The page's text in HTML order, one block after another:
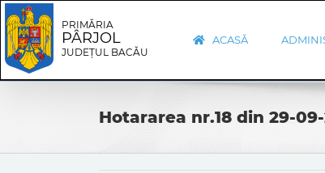
Skip
to
content
Skip
Navigation
PRIMĂRIA
PÂRJOL
JUDEȚUL BACĂU
ACASĂ
Hotararea nr.18 din 29-09-